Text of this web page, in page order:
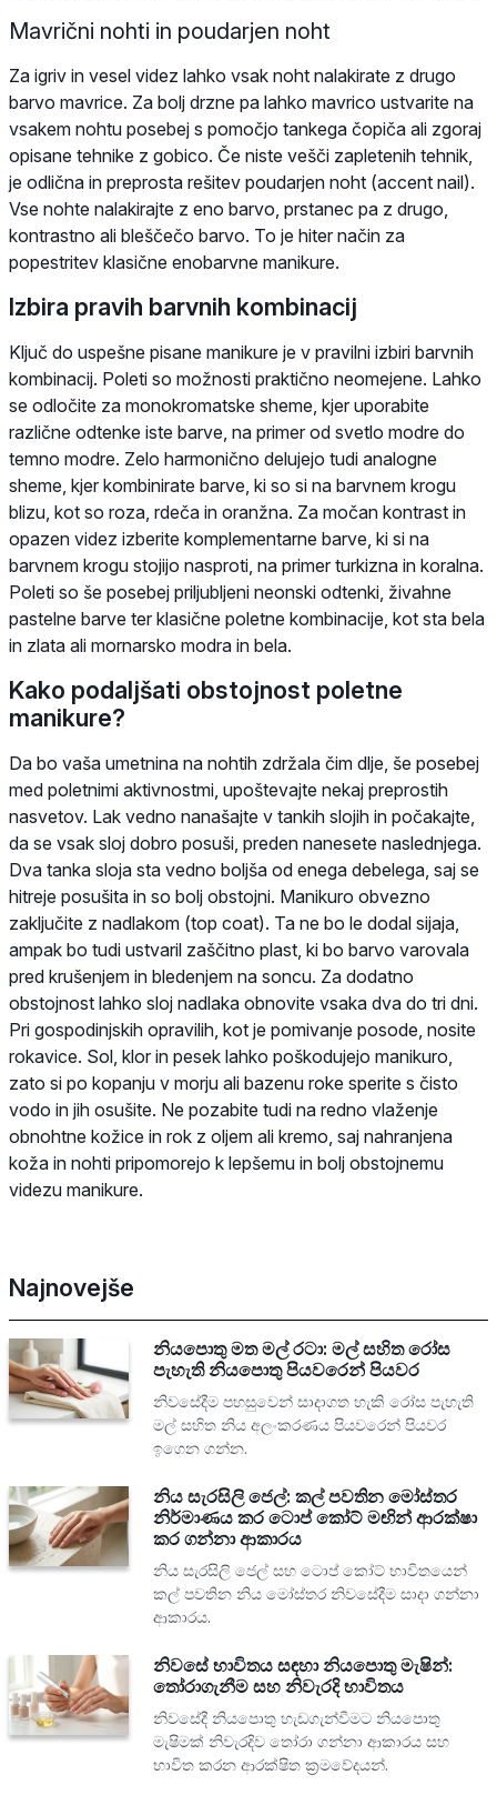
Mavrični nohti in poudarjen noht
Za igriv in vesel videz lahko vsak noht nalakirate z drugo
barvo mavrice. Za bolj drzne pa lahko mavrico ustvarite na
vsakem nohtu posebej s pomočjo tankega čopiča ali zgoraj
opisane tehnike z gobico. Če niste vešči zapletenih tehnik,
je odlična in preprosta rešitev poudarjen noht (accent nail).
Vse nohte nalakirajte z eno barvo, prstanec pa z drugo,
kontrastno ali bleščečo barvo. To je hiter način za
popestritev klasične enobarvne manikure.
Izbira pravih barvnih kombinacij
Ključ do uspešne pisane manikure je v pravilni izbiri barvnih
kombinacij. Poleti so možnosti praktično neomejene. Lahko
se odločite za monokromatske sheme, kjer uporabite
različne odtenke iste barve, na primer od svetlo modre do
temno modre. Zelo harmonično delujejo tudi analogne
sheme, kjer kombinirate barve, ki so si na barvnem krogu
blizu, kot so roza, rdeča in oranžna. Za močan kontrast in
opazen videz izberite komplementarne barve, ki si na
barvnem krogu stojijo nasproti, na primer turkizna in koralna.
Poleti so še posebej priljubljeni neonski odtenki, živahne
pastelne barve ter klasične poletne kombinacije, kot sta bela
in zlata ali mornarsko modra in bela.
Kako podaljšati obstojnost poletne
manikure?
Da bo vaša umetnina na nohtih zdržala čim dlje, še posebej
med poletnimi aktivnostmi, upoštevajte nekaj preprostih
nasvetov. Lak vedno nanašajte v tankih slojih in počakajte,
da se vsak sloj dobro posuši, preden nanesete naslednjega.
Dva tanka sloja sta vedno boljša od enega debelega, saj se
hitreje posušita in so bolj obstojni. Manikuro obvezno
zaključite z nadlakom (top coat). Ta ne bo le dodal sijaja,
ampak bo tudi ustvaril zaščitno plast, ki bo barvo varovala
pred krušenjem in bledenjem na soncu. Za dodatno
obstojnost lahko sloj nadlaka obnovite vsaka dva do tri dni.
Pri gospodinjskih opravilih, kot je pomivanje posode, nosite
rokavice. Sol, klor in pesek lahko poškodujejo manikuro,
zato si po kopanju v morju ali bazenu roke sperite s čisto
vodo in jih osušite. Ne pozabite tudi na redno vlaženje
obnohtne kožice in rok z oljem ali kremo, saj nahranjena
koža in nohti pripomorejo k lepšemu in bolj obstojnemu
videzu manikure.
Najnovejše
නියපොතු මත මල් රටා: මල් සහිත රෝස
පැහැති නියපොතු පියවරෙන් පියවර
නිවසේදීම පහසුවෙන් සාදාගත හැකි රෝස පැහැති
මල් සහිත නිය අලංකරණය පියවරෙන් පියවර
ඉගෙන ගන්න.
නිය සැරසිලි ජෙල්: කල් පවතින මෝස්තර
නිර්මාණය කර ටොප් කෝට් මඟින් ආරක්ෂා
කර ගන්නා ආකාරය
නිය සැරසිලි ජෙල් සහ ටොප් කෝට් භාවිතයෙන්
කල් පවතින නිය මෝස්තර නිවසේදීම සාදා ගන්නා
ආකාරය.
නිවසේ භාවිතය සඳහා නියපොතු මැෂින්:
තෝරාගැනීම සහ නිවැරදි භාවිතය
නිවසේදී නියපොතු හැඩගැන්වීමට නියපොතු
මැෂිමක් නිවැරදිව තෝරා ගන්නා ආකාරය සහ
භාවිත කරන ආරක්ෂිත ක්‍රමවේදයන්.